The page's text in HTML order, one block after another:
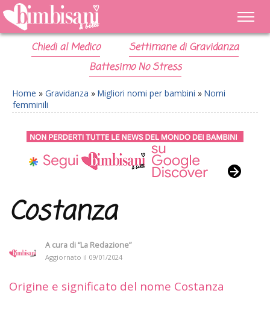
Chiedi al Medico
Settimane di Gravidanza
Battesimo No Stress
Home » Gravidanza » Migliori nomi per bambini » Nomi
femminili
Costanza
A cura di“La Redazione”
Aggiornato il 09/01/2024
Origine e significato del nome Costanza